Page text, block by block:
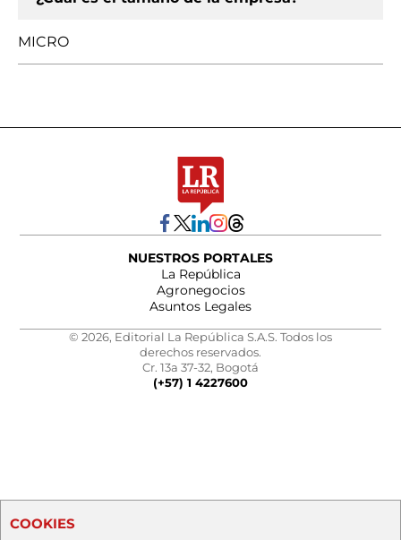
MICRO
NUESTROS PORTALES
La República
Agronegocios
Asuntos Legales
© 2026, Editorial La República S.A.S. Todos los
derechos reservados.
Cr. 13a 37-32, Bogotá
(+57) 1 4227600
COOKIES